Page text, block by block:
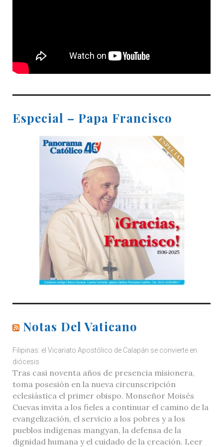
Especial – Papa Francisco
Notas Del Vaticano
Filipinas: el Vicariato Apostólico de Calapán se convierte en
diócesis
Tras casi noventa años de presencia misionera,
toma posesión en la nueva circunscripción
eclesiástica el primer obispo. Monseñor Moisés
Cuevas invita a los fieles a continuar el camino de la
evangelización, el servicio a los pobres y a los
pueblos indígenas mangyan, la defensa de la
dignidad humana y el cuidado de la creación. Leer